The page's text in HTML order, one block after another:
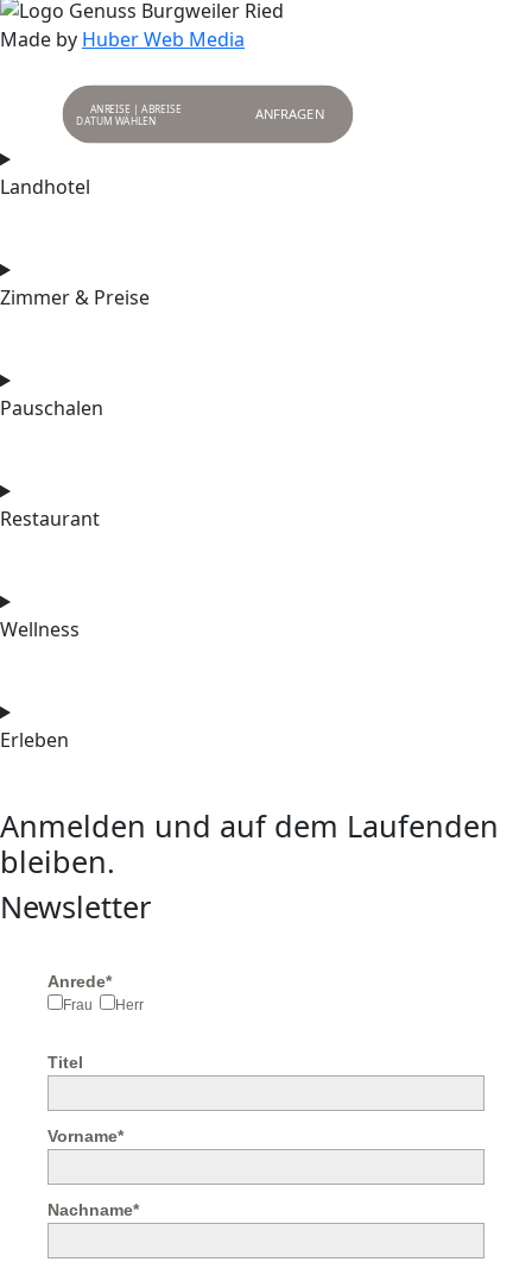
Made by Huber Web Media
ANREISE | ABREISE ANFRAGEN
Landhotel
Zimmer & Preise
Pauschalen
Restaurant
Wellness
Erleben
Anmelden und auf dem Laufenden
bleiben.
Newsletter
Anrede*
Frau Herr
Titel
Vorname*
Nachname*